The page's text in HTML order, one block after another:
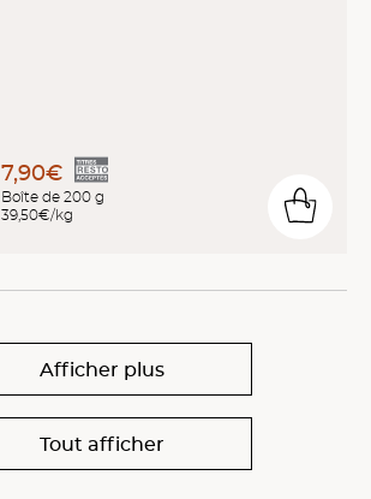
7,90€
Boîte de 200 g
39,50€/kg
Afficher plus
Tout afficher